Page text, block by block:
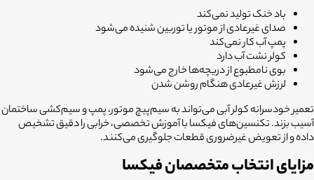
باد خنک تولید نمی‌کند
صدای غیرعادی از موتور یا توربین شنیده می‌شود
پمپ آب کار نمی‌کند
کولر نشت آب دارد
بوی نامطبوع از دریچه‌ها خارج می‌شود
لرزش غیرعادی هنگام روشن شدن
تعمیر خودسرانه کولر آبی می‌تواند به سیم‌پیچ موتور، پمپ و سیم‌کشی ساختمان
آسیب بزند. تکنسین‌های فیکسا با آموزش تخصصی، خرابی را دقیق تشخیص
داده و از تعویض غیرضروری قطعات جلوگیری می‌کنند.
مزایای انتخاب متخصصان فیکسا